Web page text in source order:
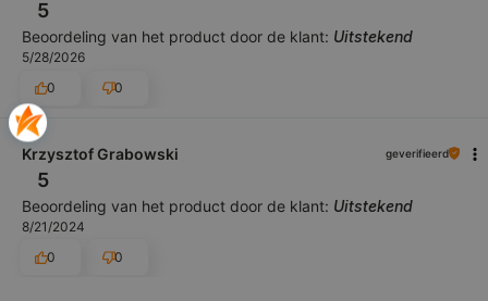
5
Beoordeling van het product door de klant: Uitstekend
5/28/2026
0
0
Krzysztof Grabowski geverifieerd
5
Beoordeling van het product door de klant: Uitstekend
8/21/2024
0
0